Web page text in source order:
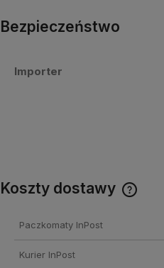
Bezpieczeństwo
Importer
Koszty dostawy
Paczkomaty InPost
Kurier InPost